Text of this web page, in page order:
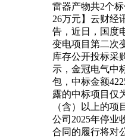
雷器产物共2个标
26万元】云财经
告，近日，国度
变电项目第二次
库存公开投标采
示，金冠电气中
包，中标金额
露的中标项目仅
（含）以上的项
公司2025年停业
合同的履行将对